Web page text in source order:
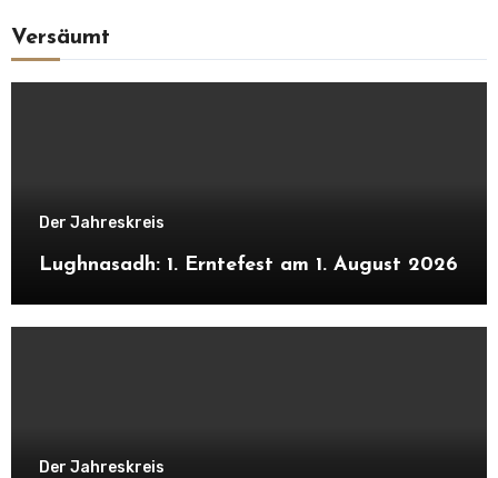
Versäumt
Der Jahreskreis
Lughnasadh: 1. Erntefest am 1. August 2026
Der Jahreskreis